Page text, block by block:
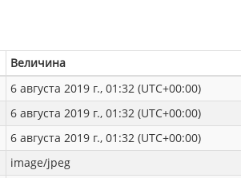
Величина
6 августа 2019 г., 01:32 (UTC+00:00)
6 августа 2019 г., 01:32 (UTC+00:00)
6 августа 2019 г., 01:32 (UTC+00:00)
image/jpeg